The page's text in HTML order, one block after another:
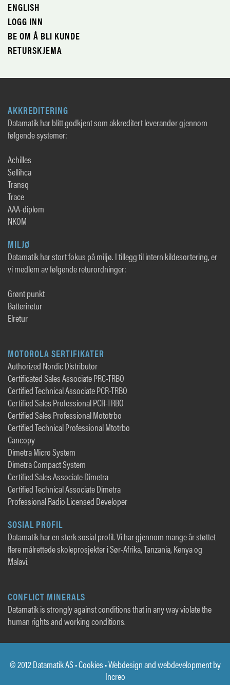
ENGLISH
LOGG INN
BE OM Å BLI KUNDE
RETURSKJEMA
AKKREDITERING
Datamatik har blitt godkjent som akkreditert leverandør gjennom
følgende systemer:
Achilles
Sellihca
Transq
Trace
AAA-diplom
NKOM
MILJØ
Datamatik har stort fokus på miljø. I tillegg til intern kildesortering, er
vi medlem av følgende returordninger:
Grønt punkt
Batteriretur
Elretur
MOTOROLA SERTIFIKATER
Authorized Nordic Distributor
Certificated Sales Associate PRC-TRBO
Certified Technical Associate PCR-TRBO
Certified Sales Professional PCR-TRBO
Certified Sales Professional Mototrbo
Certified Technical Professional Mtotrbo
Cancopy
Dimetra Micro System
Dimetra Compact System
Certified Sales Associate Dimetra
Certified Technical Associate Dimetra
Professional Radio Licensed Developer
SOSIAL PROFIL
Datamatik har en sterk sosial profil. Vi har gjennom mange år støttet
flere målrettede skoleprosjekter i Sør-Afrika, Tanzania, Kenya og
Malavi.
CONFLICT MINERALS
Datamatik is strongly against conditions that in any way violate the
human rights and working conditions.
© 2012 Datamatik AS •Cookies • Webdesign and webdevelopment by
Increo